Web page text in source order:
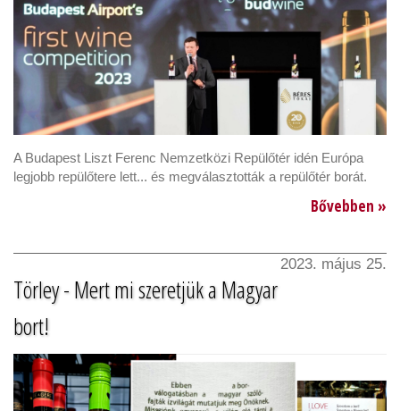
A Budapest Liszt Ferenc Nemzetközi Repülőtér idén Európa
legjobb repülőtere lett... és megválasztották a repülőtér borát.
Bővebben »
2023. május 25.
Törley - Mert mi szeretjük a Magyar
bort!